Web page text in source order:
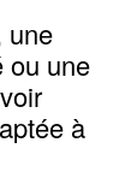
une
ou une
à